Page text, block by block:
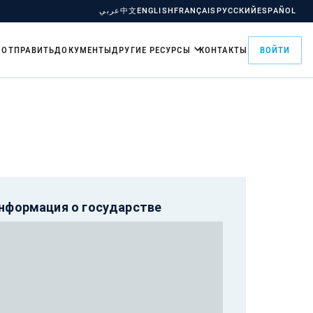
عربي中文ENGLISHFRANÇAISРУССКИЙESPAÑOL
ДОКУМЕНТЫДРУГИЕ РЕСУРСЫ КОНТАКТЫ ВОЙТИ
о государстве